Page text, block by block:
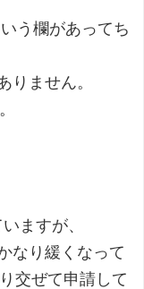
う欄があってち
りません。
ますが、
なり緩くなって
交ぜて申請して